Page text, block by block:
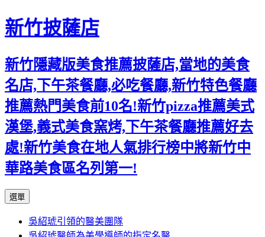
新竹披薩店
新竹隱藏版美食推薦披薩店,當地的美食
名店,下午茶餐廳,必吃餐廳,新竹特色餐廳
推薦熱門美食前10名!新竹pizza推薦美式
漢堡,義式美食窯烤,下午茶餐廳推薦好去
處!新竹美食在地人氣排行榜中將新竹中
華路美食區名列第一!
選單
主
吳紹琥引領的醫美團隊